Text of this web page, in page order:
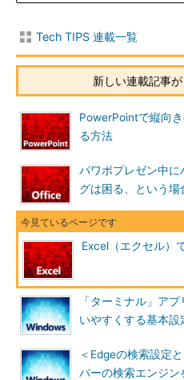
Tech TIPS 連載一覧
新しい連載記事
PowerPointで縦向
る方法
パワポプレゼン中に
グは困る、という場
Excel（エクセル）
「ターミナル」ア
いやすくする基本設
＜Edgeの検索設定
バーの検索エンジン